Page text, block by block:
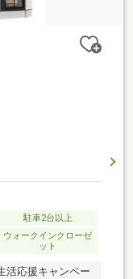
駐車2台以上
ウォークインクローゼ
ット
応援キャンペー